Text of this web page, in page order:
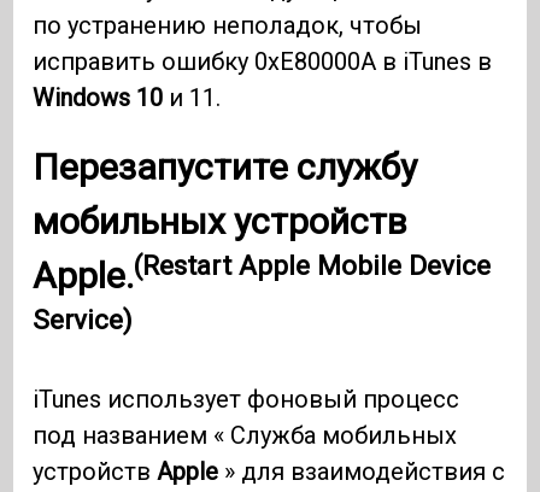
по устранению неполадок, чтобы
исправить ошибку 0xE80000A в iTunes в
Windows 10 и 11.
Перезапустите службу
мобильных устройств
Apple.(Restart Apple Mobile Device
Service)
iTunes использует фоновый процесс
под названием « Служба мобильных
устройствApple » для взаимодействия с